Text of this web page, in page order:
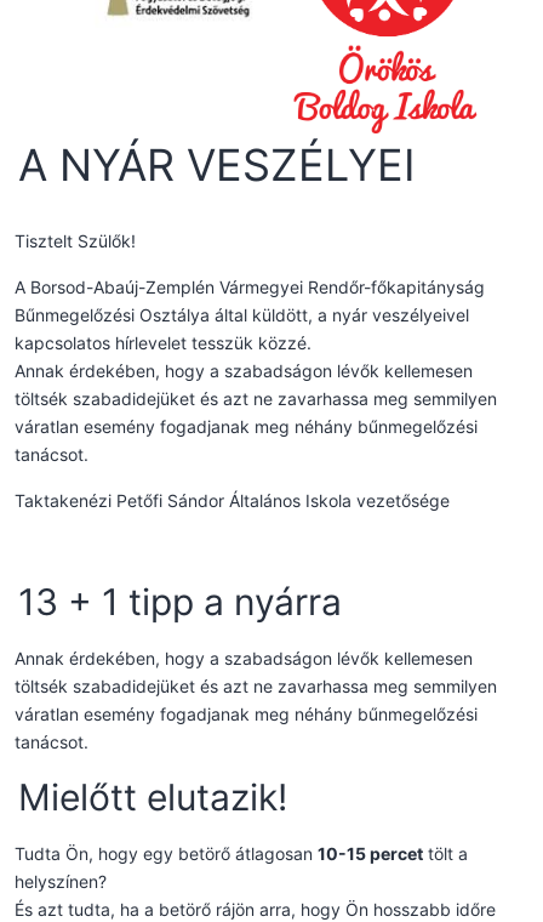
A NYÁR VESZÉLYEI
Tisztelt Szülők!
A Borsod-Abaúj-Zemplén Vármegyei Rendőr-főkapitányság
Bűnmegelőzési Osztálya által küldött, a nyár veszélyeivel
kapcsolatos hírlevelet tesszük közzé.
Annak érdekében, hogy a szabadságon lévők kellemesen
töltsék szabadidejüket és azt ne zavarhassa meg semmilyen
váratlan esemény fogadjanak meg néhány bűnmegelőzési
tanácsot.
Taktakenézi Petőfi Sándor Általános Iskola vezetősége
13 + 1 tipp a nyárra
Annak érdekében, hogy a szabadságon lévők kellemesen
töltsék szabadidejüket és azt ne zavarhassa meg semmilyen
váratlan esemény fogadjanak meg néhány bűnmegelőzési
tanácsot.
Mielőtt elutazik!
Tudta Ön, hogy egy betörő átlagosan 10-15 percet tölt a
helyszínen?
És azt tudta, ha a betörő rájön arra, hogy Ön hosszabb időre